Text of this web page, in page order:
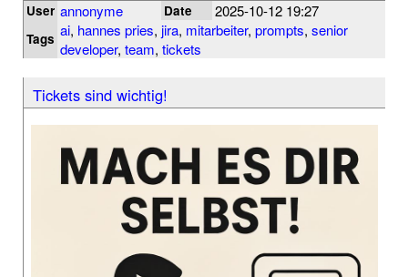
User annonyme Date 2025-10-12 19:27
Tags ai, hannes pries, jira, mitarbeiter, prompts, senior
developer, team, tickets
Tickets sind wichtig!